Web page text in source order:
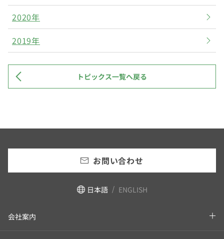
2020年
2019年
トピックス一覧へ戻る
お問い合わせ
日本語 ENGLISH
会社案内